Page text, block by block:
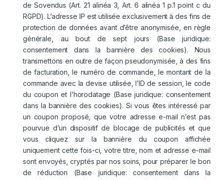
de Sovendus (Art. 21 alinéa 3, Art. 6 alinéa 1 p.1 point c du
RGPD). L’adresse IP est utilisée exclusivement à des fins de
protection de données avant d’être anonymisée, en règle
générale, au bout de sept jours (Base juridique:
consentement dans la bannière des cookies). Nous
transmettons en outre de façon pseudonymisée, à des fins
de facturation, le numéro de commande, le montant de la
commande avec la devise utilisée, l’ID de session, le code
du coupon et l’horodatage (Base juridique: consentement
dans la bannière des cookies). Si vous êtes intéressé par
un coupon proposé, que votre adresse e-mail n’est pas
pourvue d’un dispositif de blocage de publicités et que
vous cliquez sur la bannière du coupon affichée
uniquement cette fois-ci, votre titre, nom et adresse e-mail
sont envoyés, cryptés par nos soins, pour préparer le bon
de réduction (Base juridique: consentement dans la